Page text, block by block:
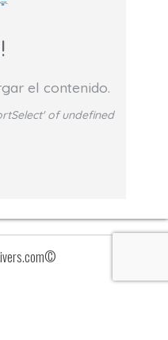
el contenido.
of undefined